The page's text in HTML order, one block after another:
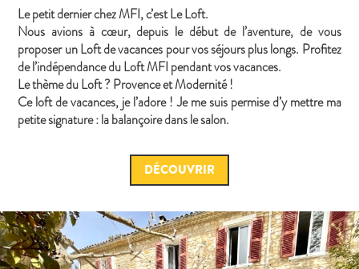
Le petit dernier chez MFI, c’est Le Loft.
Nous avions à cœur, depuis le début de l’aventure, de vous
proposer un Loft de vacances pour vos séjours plus longs. Profitez
de l’indépendance du Loft MFI pendant vos vacances.
Le thème du Loft ? Provence et Modernité !
Ce loft de vacances, je l’adore ! Je me suis permise d’y mettre ma
petite signature : la balançoire dans le salon.
DÉCOUVRIR